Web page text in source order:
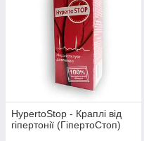
HypertoStop - Краплі від
гіпертонії (ГіпертоСтоп)